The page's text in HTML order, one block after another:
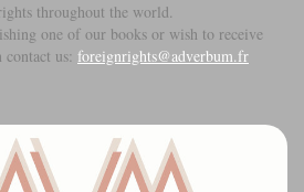
throughout the world.
one of our books or wish to receive
us: foreignrights@adverbum.fr